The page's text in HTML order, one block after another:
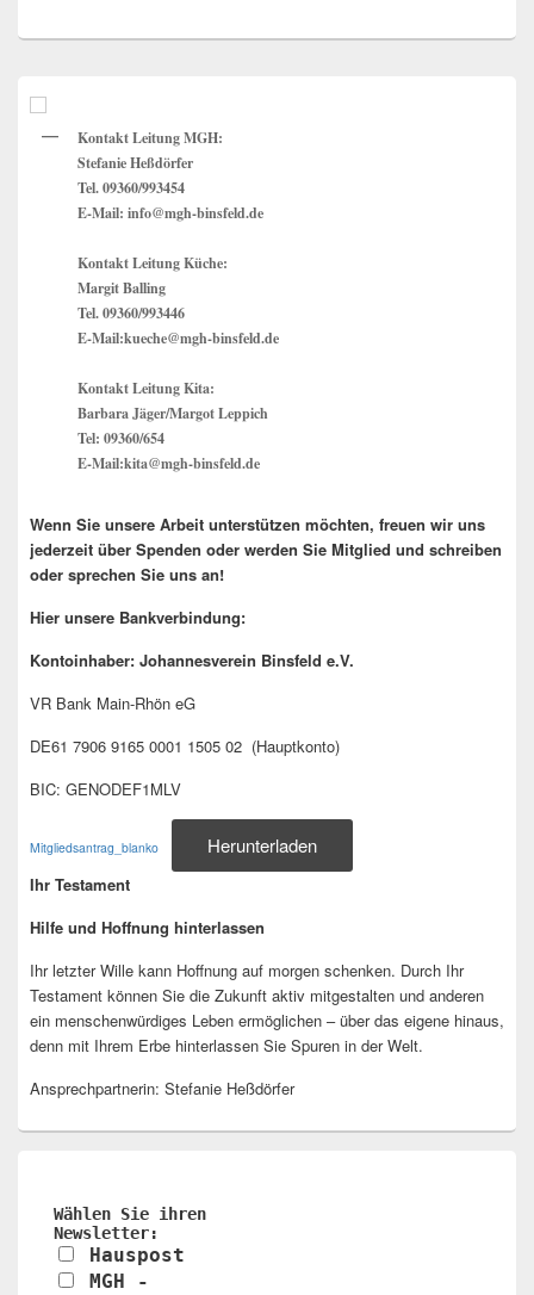
Seitenleisten
Kontakt Leitung MGH:
Stefanie Heßdörfer
Tel. 09360/993454
E-Mail: info@mgh-binsfeld.de
Kontakt Leitung Küche:
Margit Balling
Tel. 09360/993446
E-Mail:kueche@mgh-binsfeld.de
Kontakt Leitung Kita:
Barbara Jäger/Margot Leppich
Tel: 09360/654
E-Mail:kita@mgh-binsfeld.de
Wenn Sie unsere Arbeit unterstützen möchten, freuen wir uns
jederzeit über Spenden oder werden Sie Mitglied und schreiben
oder sprechen Sie uns an!
Hier unsere Bankverbindung:
Kontoinhaber: Johannesverein Binsfeld e.V.
VR Bank Main-Rhön eG
DE61 7906 9165 0001 1505 02 (Hauptkonto)
BIC: GENODEF1MLV
Mitgliedsantrag_blanko Herunterladen
Ihr Testament
Hilfe und Hoffnung hinterlassen
Ihr letzter Wille kann Hoffnung auf morgen schenken. Durch Ihr
Testament können Sie die Zukunft aktiv mitgestalten und anderen
ein menschenwürdiges Leben ermöglichen – über das eigene hinaus,
denn mit Ihrem Erbe hinterlassen Sie Spuren in der Welt.
Ansprechpartnerin: Stefanie Heßdörfer
Wählen Sie ihren
Newsletter:
Hauspost
MGH -